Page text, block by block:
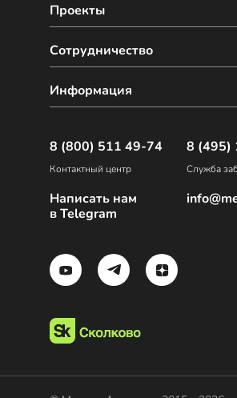
Сотрудничество
Проекты
Информация
8 (800) 511 49-74
Контактный центр
Написать нам
в Telegram
8 (495)
Служба